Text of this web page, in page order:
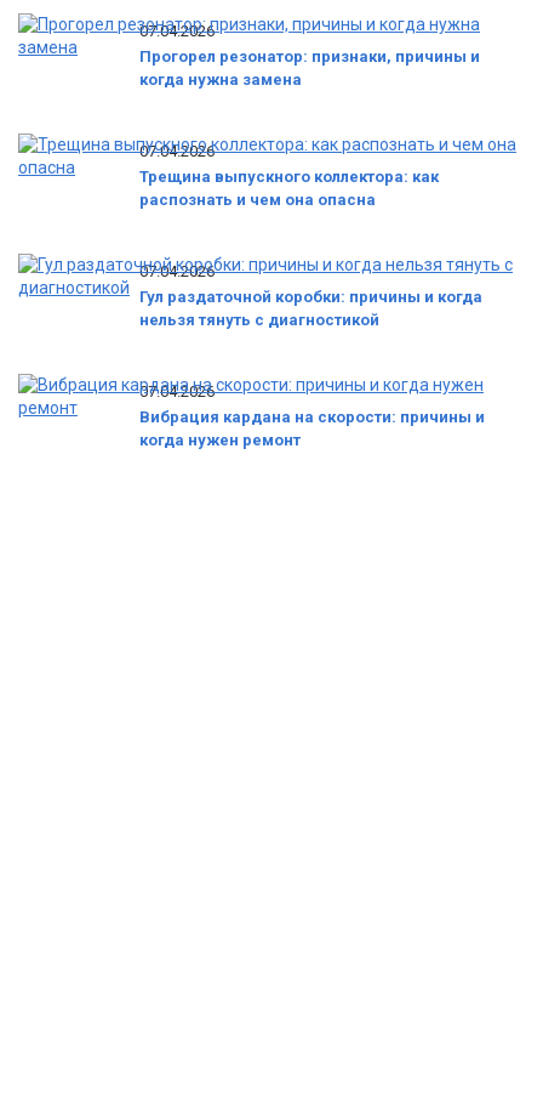
07.04.2026
Прогорел резонатор: признаки, причины и
когда нужна замена
07.04.2026
Трещина выпускного коллектора: как
распознать и чем она опасна
07.04.2026
Гул раздаточной коробки: причины и когда
нельзя тянуть с диагностикой
07.04.2026
Вибрация кардана на скорости: причины и
когда нужен ремонт